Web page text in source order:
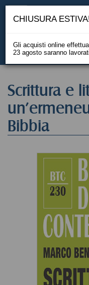
Scrittura e
Bibbia
CHIUSURA
Gli acquisti online
23 agosto saranno